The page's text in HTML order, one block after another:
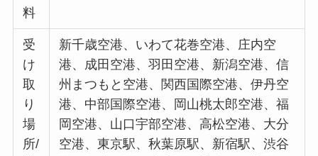
料
受
け
取
り
場
所/
新千歳空港、いわて花巻空港、庄内空
港、成田空港、羽田空港、新潟空港、信
州まつもと空港、関西国際空港、伊丹空
港、中部国際空港、岡山桃太郎空港、福
岡空港、山口宇部空港、高松空港、大分
空港、東京駅、秋葉原駅、新宿駅、渋谷